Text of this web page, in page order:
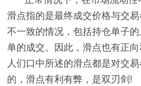
滑点指的是最终成交价格与交
不一致的情况，包括持仓单子
单的成交。因此，滑点也有正
人们口中所述的滑点都是对交
的，滑点有利有弊，是双刃剑!